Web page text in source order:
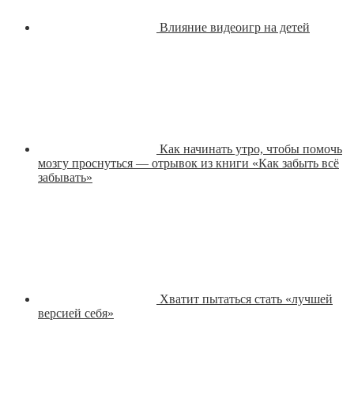
Влияние видеоигр на детей
Как начинать утро, чтобы помочь
мозгу проснуться — отрывок из книги «Как забыть всё
забывать»
Хватит пытаться стать «лучшей
версией себя»